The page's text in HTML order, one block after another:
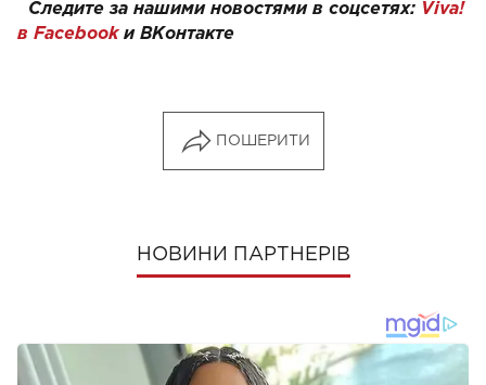
Следите за нашими новостями в соцсетях: Viva!
в Facebookи ВКонтакте
ПОШЕРИТИ
НОВИНИ ПАРТНЕРІВ